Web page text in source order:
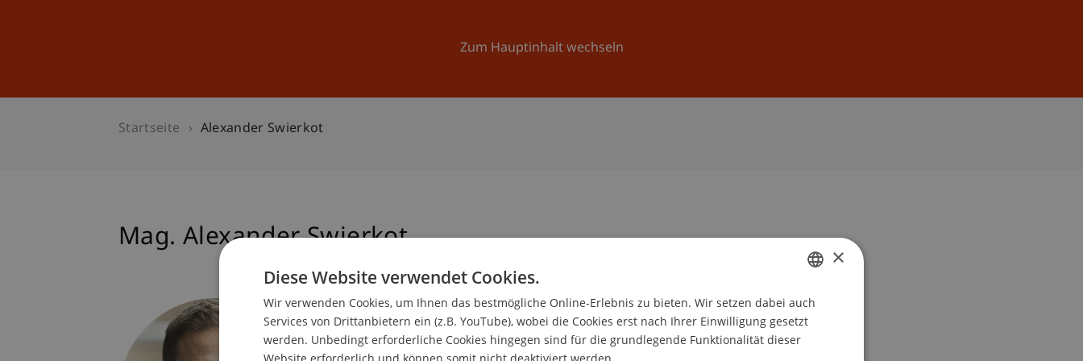
Zum Hauptinhalt wechseln
Universität Aktuelles
Startseite Alexander Swierkot
Mag. Alexander Swierkot
Leiter
Finanz- und Rechnungswesen
GERMAN
ENGLISH
×
Diese Website verwendet Cookies.
Wir verwenden Cookies, um Ihnen das bestmögliche Online-Erlebnis zu bieten. Wir setzen dabei auch
Services von Drittanbietern ein (z.B. YouTube), wobei die Cookies erst nach Ihrer Einwilligung gesetzt
werden. Unbedingt erforderliche Cookies hingegen sind für die grundlegende Funktionalität dieser
Website erforderlich und können somit nicht deaktiviert werden.